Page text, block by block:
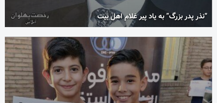
“نذر پدر بزرگ” به یاد پیر غلام اهل بیت